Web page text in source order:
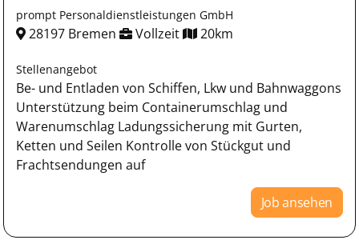
prompt Personaldienstleistungen GmbH
28197 Bremen Vollzeit 20km
Stellenangebot
Be- und Entladen von Schiffen, Lkw und Bahnwaggons
Unterstützung beim Containerumschlag und
Warenumschlag Ladungssicherung mit Gurten,
Ketten und Seilen Kontrolle von Stückgut und
Frachtsendungen auf
Job ansehen